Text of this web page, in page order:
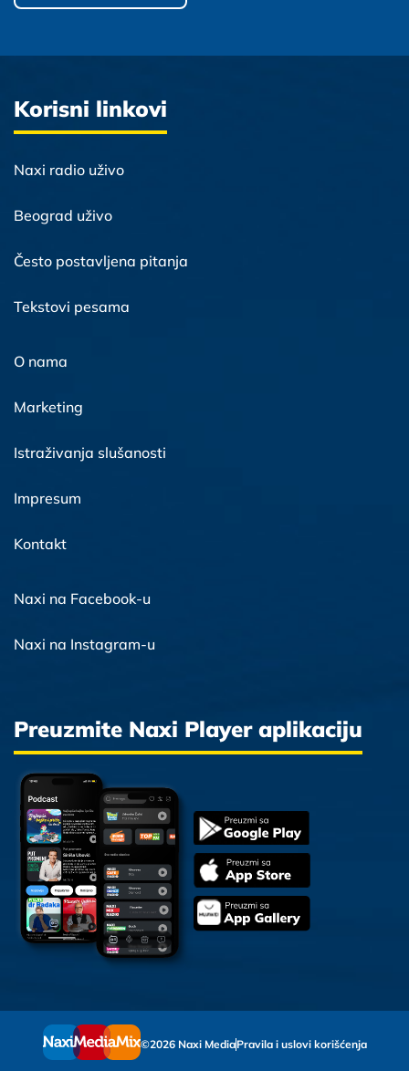
Korisni linkovi
Naxi radio uživo
Beograd uživo
Često postavljena pitanja
Tekstovi pesama
O nama
Marketing
Istraživanja slušanosti
Impresum
Kontakt
Naxi na Facebook-u
Naxi na Instagram-u
Preuzmite Naxi Player aplikaciju
©2026 Naxi MediaPravila i uslovi korišćenja